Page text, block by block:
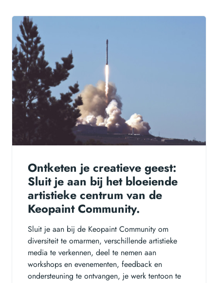
Ontketen je creatieve geest:
Sluit je aan bij het bloeiende
artistieke centrum van de
Keopaint Community.
Sluit je aan bij de Keopaint Community om
diversiteit te omarmen, verschillende artistieke
media te verkennen, deel te nemen aan
workshops en evenementen, feedback en
ondersteuning te ontvangen, je werk tentoon te